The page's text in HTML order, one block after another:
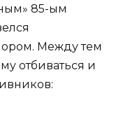
85-ым
Между тем
отбиваться и